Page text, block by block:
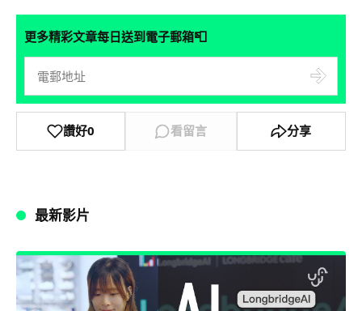
更多精彩文章每日送到電子郵箱📮
讚好0 看留言 分享
最新影片